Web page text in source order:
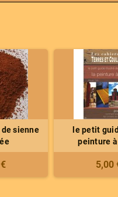
sienne
le petit
peinture
5,00